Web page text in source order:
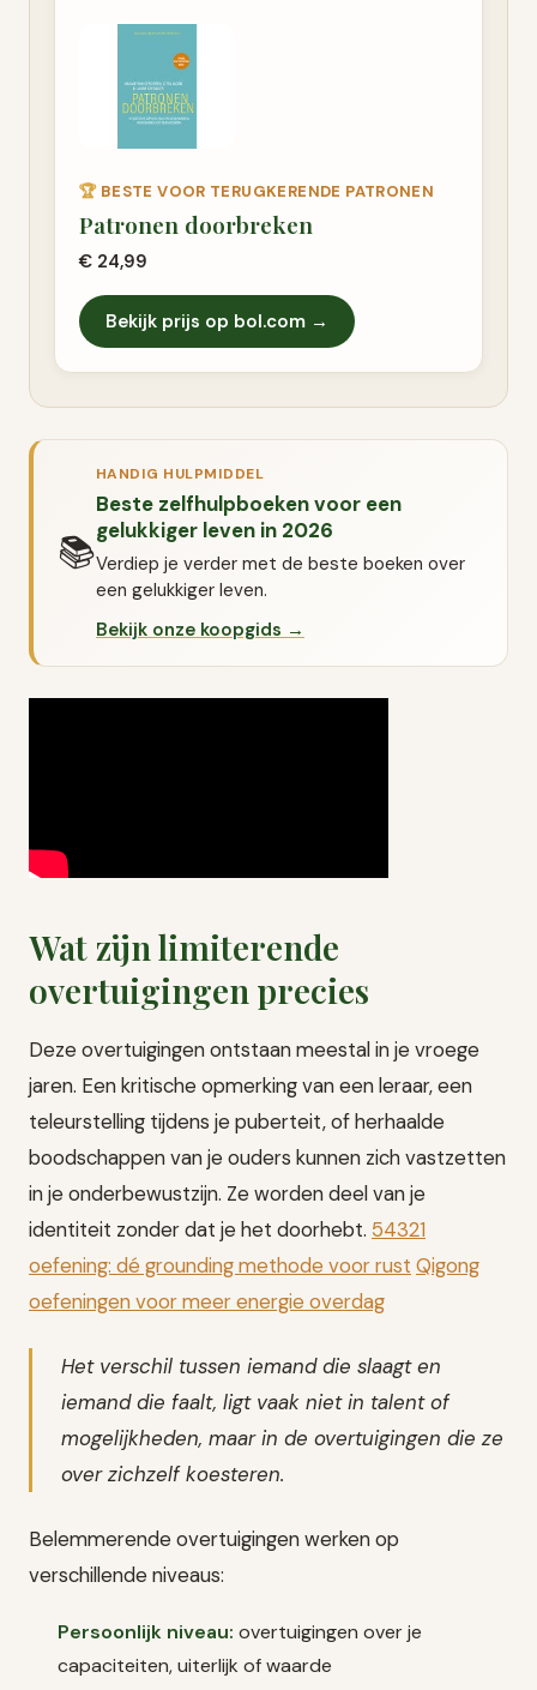
🏆BESTE VOOR TERUGKERENDE PATRONEN
Patronen doorbreken
€ 24,99
Bekijk prijs op bol.com →
📚
HANDIG HULPMIDDEL
Beste zelfhulpboeken voor een
gelukkiger leven in 2026
Verdiep je verder met de beste boeken over
een gelukkiger leven.
Bekijk onze koopgids →
Wat zijn limiterende
overtuigingen precies
Deze overtuigingen ontstaan meestal in je vroege
jaren. Een kritische opmerking van een leraar, een
teleurstelling tijdens je puberteit, of herhaalde
boodschappen van je ouders kunnen zich vastzetten
in je onderbewustzijn. Ze worden deel van je
identiteit zonder dat je het doorhebt. 54321
oefening: dé grounding methode voor rust Qigong
oefeningen voor meer energie overdag
Het verschil tussen iemand die slaagt en
iemand die faalt, ligt vaak niet in talent of
mogelijkheden, maar in de overtuigingen die ze
over zichzelf koesteren.
Belemmerende overtuigingen werken op
verschillende niveaus:
Persoonlijk niveau: overtuigingen over je
capaciteiten, uiterlijk of waarde